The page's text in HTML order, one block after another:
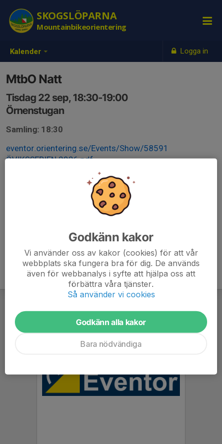
Kalender Logga in
SKOGSLÖPARNA
Mountainbikeorientering
MtbO Natt
Tisdag 22 sep, 18:30-19:00
Örnenstugan
Samling: 18:30
eventor.orientering.se/Events/Show/58591
ÖVIKSSERIEN 2026.pdf
Anmälan är öppen för föreningens alla medlemmar.
Godkänn kakor
Vi använder oss av kakor (cookies) för att vår
webbplats ska fungera bra för dig. De används
även för webbanalys i syfte att hjälpa oss att
förbättra våra tjänster.
Så använder vi cookies
Godkänn alla kakor
Bara nödvändiga